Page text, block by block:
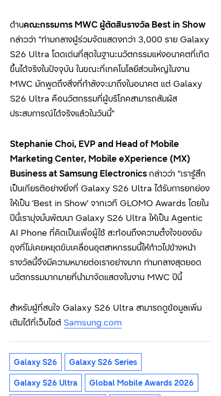
ด้านคณะกรรมการ MWC ผู้ตัดสินรางวัล Best in Show
กล่าวว่า “ท่ามกลางผู้ร่วมจัดแสดงกว่า 3,000 ราย Galaxy
S26 Ultraโดดเด่นที่สุดในฐานะนวัตกรรมแห่งอนาคตที่เกิด
ขึ้นได้จริงในปัจจุบัน ในขณะที่เทคโนโลยีส่วนใหญ่ในงาน
MWC มักพูดถึงสิ่งที่กำลังจะมาถึงในอนาคต แต่ Galaxy
S26 Ultra คือนวัตกรรมที่ผู้บริโภคสามารถสัมผัส
ประสบการณ์ได้จริงแล้วในวันนี้”
Stephanie Choi, EVP and Head of Mobile
Marketing Center, Mobile eXperience (MX)
Business at Samsung Electronicsกล่าวว่า “เรารู้สึก
เป็นเกียรติอย่างยิ่งที่ Galaxy S26 Ultraได้รับการยกย่อง
ให้เป็น ‘Best in Show’ จากเวที GLOMO Awardsโดยใน
ปีนี้เรามุ่งมั่นพัฒนา Galaxy S26 Ultra ให้เป็น Agentic
AI Phone ที่คิดเป็นเพื่อผู้ใช้ สะท้อนถึงความตั้งใจของซัม
ซุงที่ไม่เคยหยุดขับเคลื่อนอุตสาหกรรมนี้ให้ก้าวไปข้างหน้า
รางวัลนี้จึงมีความหมายต่อเราอย่างมาก ท่ามกลางสุดยอด
นวัตกรรมมากมายที่นำมาจัดแสดงในงาน MWC ปีนี้
สำหรับผู้ที่สนใจ Galaxy S26 Ultra สามารถดูข้อมูลเพิ่ม
เติมได้ที่เว็บไซต์ Samsung.com
Galaxy S26
Galaxy S26 Series
Galaxy S26 Ultra
Global Mobile Awards 2026